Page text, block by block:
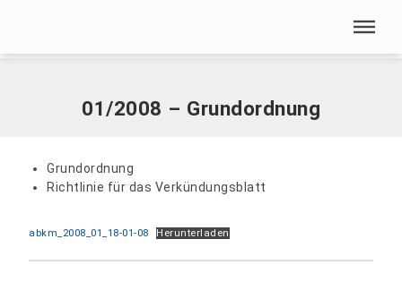
01/2008 – Grundordnung
Grundordnung
Richtlinie für das Verkündungsblatt
abkm_2008_01_18-01-08 Herunterladen